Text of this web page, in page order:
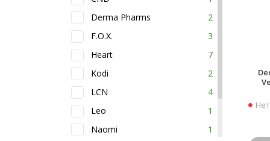
Derma Pharms
2
F.O.X.
3
Heart
7
Kodi
2
LCN
4
Leo
1
Naomi
1